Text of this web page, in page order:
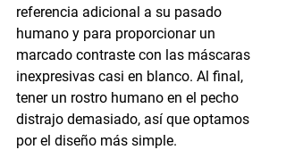
referencia adicional a su pasado
humano y para proporcionar un
marcado contraste con las máscaras
inexpresivas casi en blanco. Al final,
tener un rostro humano en el pecho
distrajo demasiado, así que optamos
por el diseño más simple.